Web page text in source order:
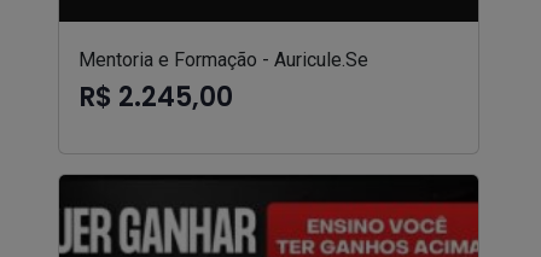
Mentoria e Formação - Auricule.Se
R$ 2.245,00